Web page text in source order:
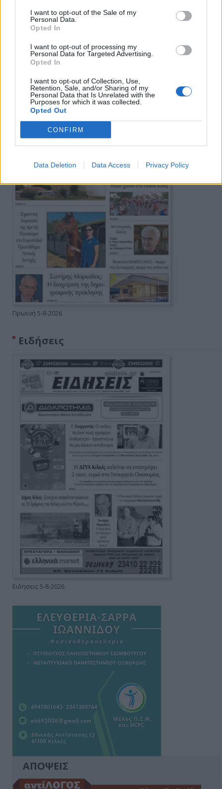
I want to opt-out of the Sale of my
Personal Data.
Opted In
I want to opt-out of processing my
Personal Data for Targeted Advertising.
Opted In
I want to opt-out of Collection, Use,
Retention, Sale, and/or Sharing of my
Personal Data that Is Unrelated with the
Purposes for which it was collected.
Opted Out
CONFIRM
Data Deletion Data Access Privacy Policy
Πρωινή
Πρωινή 5-8-2026
Ειδήσεις
Ειδήσεις 5-8-2026
ΑΠΟΨΕΙΣ